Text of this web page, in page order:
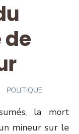
POLITIQUE
la mort
mineur sur le